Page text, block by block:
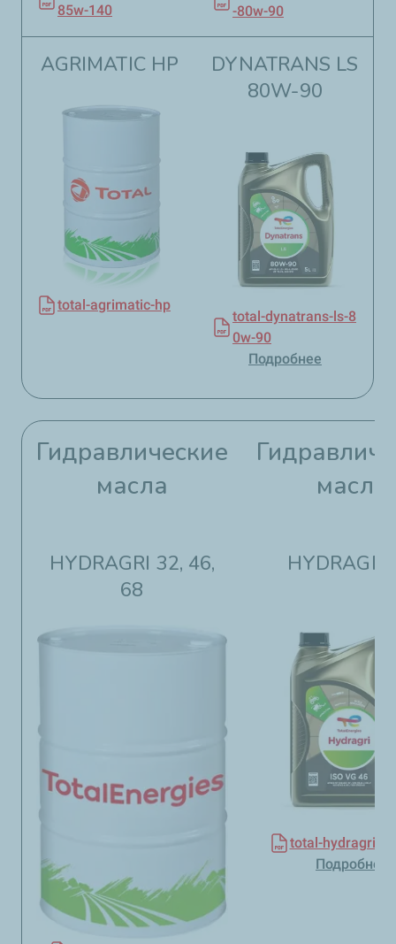
85w-140
-80w-90
AGRIMATIC HP
total-agrimatic-hp
DYNATRANS LS
80W-90​​
total-dynatrans-ls-8
0w-90
Подробнее
Гидравлические
масла​​
HYDRAGRI 32, 46,
68
масла​​
HYDRAGRI
total-hydragri-
Подробнее